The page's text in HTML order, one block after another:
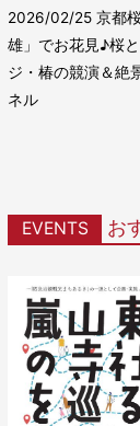
2026/02/25京都
雄」でお花見♪桜
ジ・椿の競演＆絶
ネル
EVENTS お